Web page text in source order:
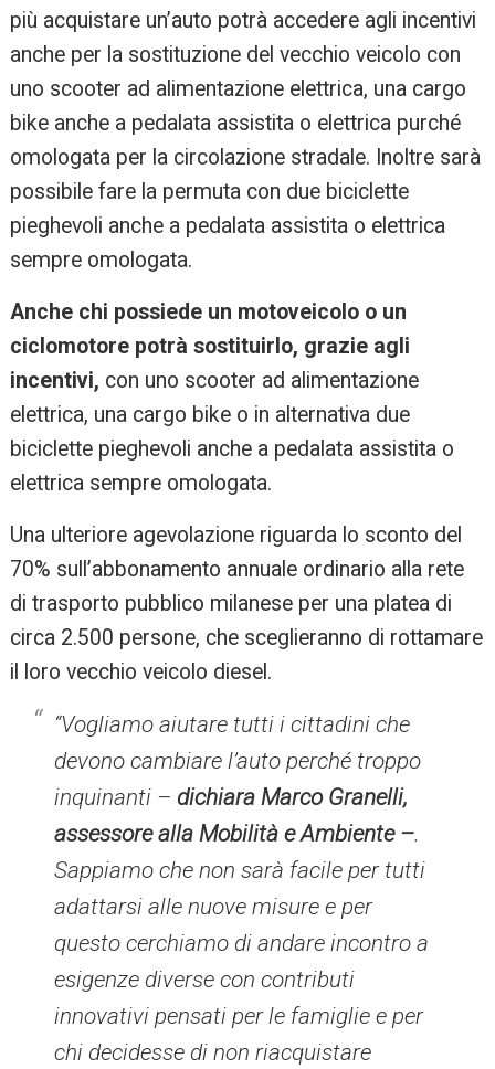
più acquistare un’auto potrà accedere agli incentivi
anche per la sostituzione del vecchio veicolo con
uno scooter ad alimentazione elettrica, una cargo
bike anche a pedalata assistita o elettrica purché
omologata per la circolazione stradale. Inoltre sarà
possibile fare la permuta con due biciclette
pieghevoli anche a pedalata assistita o elettrica
sempre omologata.
Anche chi possiede un motoveicolo o un
ciclomotore potrà sostituirlo, grazie agli
incentivi, con uno scooter ad alimentazione
elettrica, una cargo bike o in alternativa due
biciclette pieghevoli anche a pedalata assistita o
elettrica sempre omologata.
Una ulteriore agevolazione riguarda lo sconto del
70% sull’abbonamento annuale ordinario alla rete
di trasporto pubblico milanese per una platea di
circa 2.500 persone, che sceglieranno di rottamare
il loro vecchio veicolo diesel.
“Vogliamo aiutare tutti i cittadini che
devono cambiare l’auto perché troppo
inquinanti – dichiara Marco Granelli,
assessore alla Mobilità e Ambiente –.
Sappiamo che non sarà facile per tutti
adattarsi alle nuove misure e per
questo cerchiamo di andare incontro a
esigenze diverse con contributi
innovativi pensati per le famiglie e per
chi decidesse di non riacquistare